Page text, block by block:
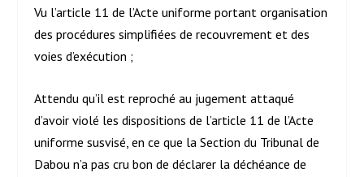
Vu l’article 11 de l’Acte uniforme portant organisation
des procédures simplifiées de recouvrement et des
voies d’exécution ;
Attendu qu’il est reproché au jugement attaqué
d’avoir violé les dispositions de l’article 11 de l’Acte
uniforme susvisé, en ce que la Section du Tribunal de
Dabou n’a pas cru bon de déclarer la déchéance de